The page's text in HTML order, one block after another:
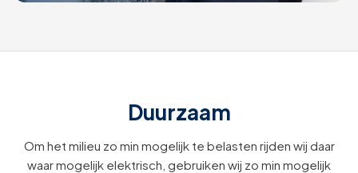
Duurzaam
Om het milieu zo min mogelijk te belasten rijden wij daar
waar mogelijk elektrisch, gebruiken wij zo min mogelijk